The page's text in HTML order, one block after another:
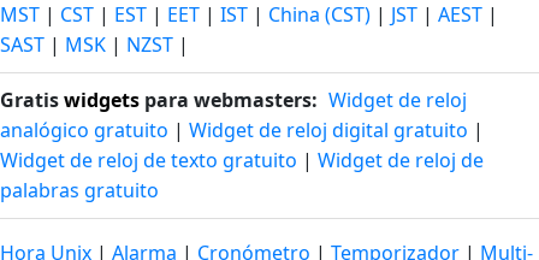
MST | CST | EST | EET | IST | China (CST) | JST | AEST |
SAST | MSK | NZST |
Gratiswidgets para webmasters: Widget de reloj
analógico gratuito | Widget de reloj digital gratuito |
Widget de reloj de texto gratuito | Widget de reloj de
palabras gratuito
Hora Unix | Alarma | Cronómetro | Temporizador | Multi-